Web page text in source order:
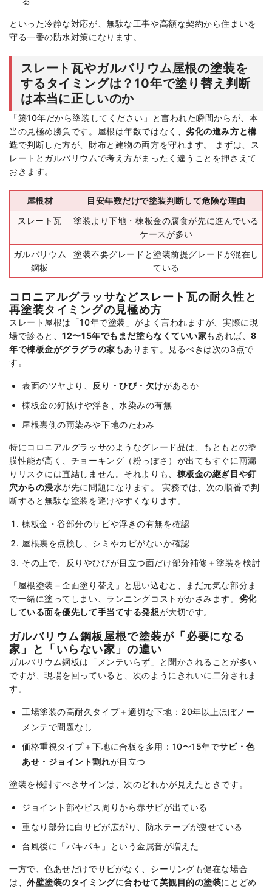
といった冷静な対応が、無駄な工事や高額な契約から住まいを
守る一番の防水対策になります。
スレート瓦やガルバリウム屋根の塗装を
するタイミングは？10年で塗り替え判断
は本当に正しいのか
「築10年だから塗装してください」と言われた瞬間からが、本
当の見極め勝負です。屋根は年数ではなく、劣化の進み方と構
造で判断した方が、財布と建物の両方を守れます。 まずは、ス
レートとガルバリウムで考え方がまったく違うことを押さえて
おきます。
屋根材
目安年数だけで塗装判断して危険な理由
スレート瓦
塗装より下地・棟板金の腐食が先に進んでいる
ケースが多い
ガルバリウム
鋼板
塗装不要グレードと塗装前提グレードが混在し
ている
コロニアルグラッサなどスレート瓦の耐久性と
再塗装タイミングの見極め方
スレート屋根は「10年で塗装」がよく言われますが、実際に現
場で診ると、12〜15年でもまだ塗らなくていい家もあれば、8
年で棟板金がグラグラの家もあります。見るべきは次の3点で
す。
表面のツヤより、 反り・ひび・欠けがあるか
棟板金の釘抜けや浮き、水染みの有無
屋根裏側の雨染みや下地のたわみ
特にコロニアルグラッサのようなグレード品は、もともとの塗
膜性能が高く、チョーキング（粉っぽさ）が出てもすぐに雨漏
りリスクには直結しません。それよりも、 棟板金の継ぎ目や釘
穴からの浸水が先に問題になります。 実務では、次の順番で判
断すると無駄な塗装を避けやすくなります。
棟板金・谷部分のサビや浮きの有無を確認
屋根裏を点検し、シミやカビがないか確認
その上で、反りやひびが目立つ面だけ部分補修＋塗装を検討
「屋根塗装＝全面塗り替え」と思い込むと、まだ元気な部分ま
で一緒に塗ってしまい、ランニングコストがかさみます。 劣化
している面を優先して手当てする発想が大切です。
ガルバリウム鋼板屋根で塗装が「必要になる
家」と「いらない家」の違い
ガルバリウム鋼板は「メンテいらず」と聞かされることが多い
ですが、現場を回っていると、次のようにきれいに二分されま
す。
工場塗装の高耐久タイプ＋適切な下地：20年以上ほぼノー
メンテで問題なし
価格重視タイプ＋下地に合板を多用：10〜15年でサビ・色
あせ・ジョイント割れが目立つ
塗装を検討すべきサインは、次のどれかが見えたときです。
ジョイント部やビス周りから赤サビが出ている
重なり部分に白サビが広がり、防水テープが痩せている
台風後に「パキパキ」という金属音が増えた
一方で、色あせだけでサビがなく、シーリングも健在な場合
は、外壁塗装のタイミングに合わせて美観目的の塗装にとどめ